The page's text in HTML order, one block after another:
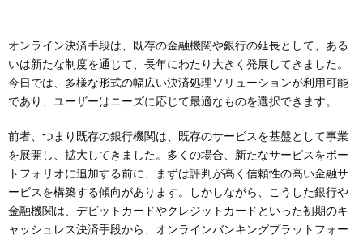
オンライン決済手段は、既存の金融機関や銀行の延長として、ある
いは新たな制度を通じて、長年にわたり大きく発展してきました。
今日では、多様な形式の幅広い決済処理ソリューションが利用可能
であり、ユーザーはニーズに応じて最適なものを選択できます。
前者、つまり既存の銀行機関は、既存のサービスを基盤として事業
を展開し、拡大してきました。多くの場合、新たなサービスをポー
トフォリオに追加する前に、まずは評判が高く信頼性の高い金融サ
ービスを構築する傾向があります。しかしながら、こうした銀行や
金融機関は、デビットカードやクレジットカードといった初期のキ
ャッシュレス決済手段から、オンラインバンキングプラットフォー